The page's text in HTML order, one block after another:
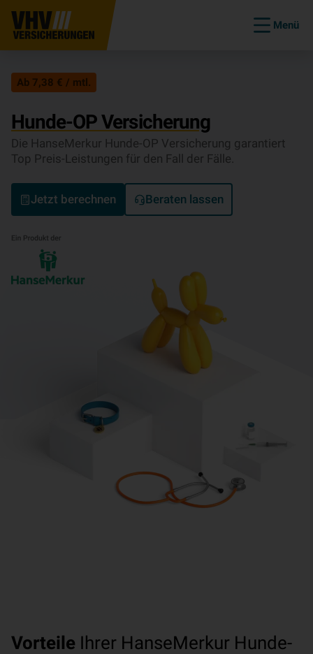
Menü
Ab 7,38 € / mtl.
Hunde-OP Versicherung
Die HanseMerkur Hunde-OP Versicherung garantiert
Top Preis-Leistungen für den Fall der Fälle.
Jetzt berechnen Beraten lassen
Vorteile Ihrer HanseMerkur Hunde-